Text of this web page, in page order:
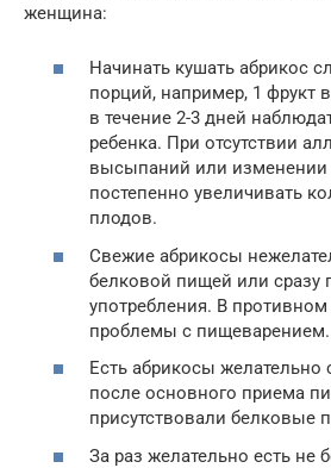
женщина:
Начинать кушать абрикос
порций, например, 1 фрукт
в течение 2-3 дней
ребенка. При отсутствии
высыпаний или изменении
постепенно увеличивать
плодов.
Свежие абрикосы
белковой пищей или сразу
употребления. В
проблемы с пищеварением.
Есть абрикосы желательно
после основного приема
присутствовали белковые
За раз желательно есть не